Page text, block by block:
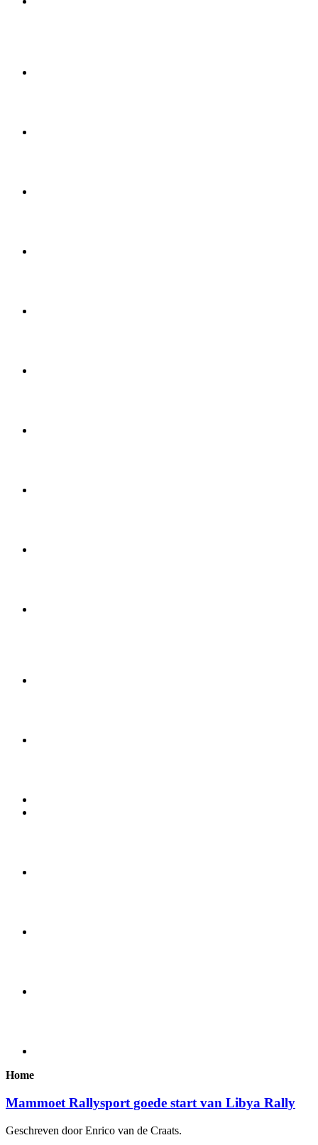
Home
Mammoet Rallysport goede start van Libya Rally
Geschreven door Enrico van de Craats.